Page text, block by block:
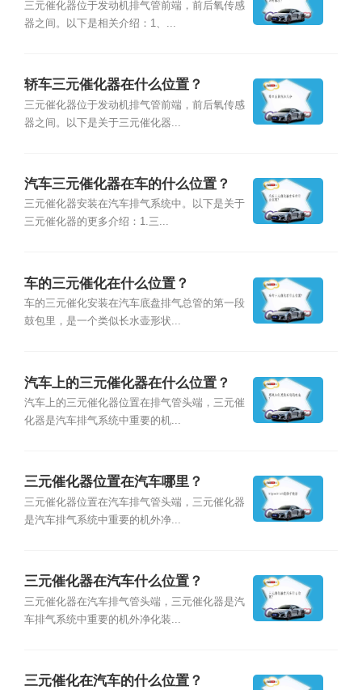
三元催化器位于发动机排气管前端，前后氧传感
器之间。以下是相关介绍：1、...
轿车三元催化器在什么位置？
三元催化器位于发动机排气管前端，前后氧传感
器之间。以下是关于三元催化器...
汽车三元催化器在车的什么位置？
三元催化器安装在汽车排气系统中。以下是关于
三元催化器的更多介绍：1.三...
车的三元催化在什么位置？
车的三元催化安装在汽车底盘排气总管的第一段
鼓包里，是一个类似长水壶形状...
汽车上的三元催化器在什么位置？
汽车上的三元催化器位置在排气管头端，三元催
化器是汽车排气系统中重要的机...
三元催化器位置在汽车哪里？
三元催化器位置在汽车排气管头端，三元催化器
是汽车排气系统中重要的机外净...
三元催化器在汽车什么位置？
三元催化器在汽车排气管头端，三元催化器是汽
车排气系统中重要的机外净化装...
三元催化在汽车的什么位置？